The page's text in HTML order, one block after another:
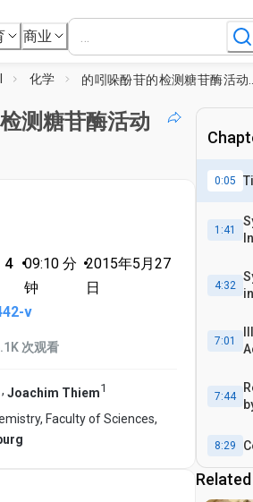
商业
化学
测糖苷酶活动
4 •09:10 分
钟
•2015年5月27
日
v
次观看
, Joachim Thiem1
Faculty of Sciences,
0:05
1:41
4:32
7:01
7:44
8:29